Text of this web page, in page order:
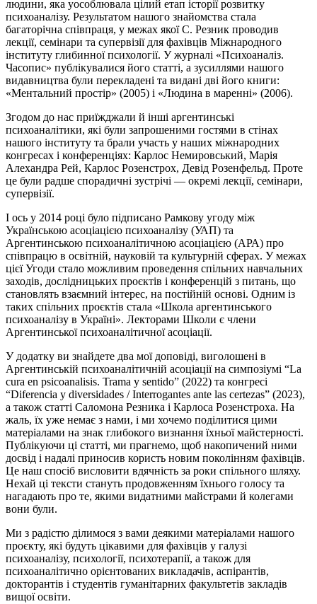
людини, яка уособлювала цілий етап історії розвитку
психоаналізу. Результатом нашого знайомства стала
багаторічна співпраця, у межах якої С. Резник проводив
лекції, семінари та супервізії для фахівців Міжнародного
інституту глибинної психології. У журналі «Психоаналіз.
Часопис» публікувалися його статті, а зусиллями нашого
видавництва були перекладені та видані дві його книги:
«Ментальний простір» (2005) і «Людина в маренні» (2006).
Згодом до нас приїжджали й інші аргентинські
психоаналітики, які були запрошеними гостями в стінах
нашого інституту та брали участь у наших міжнародних
конгресах і конференціях: Карлос Немировський, Марія
Алехандра Рей, Карлос Розенстрох, Девід Розенфельд. Проте
це були радше спорадичні зустрічі — окремі лекції, семінари,
супервізії.
І ось у 2014 році було підписано Рамкову угоду між
Українською асоціацією психоаналізу (УАП) та
Аргентинською психоаналітичною асоціацією (АРА) про
співпрацю в освітній, науковій та культурній сферах. У межах
цієї Угоди стало можливим проведення спільних навчальних
заходів, дослідницьких проєктів і конференцій з питань, що
становлять взаємний інтерес, на постійній основі. Одним із
таких спільних проєктів стала «Школа аргентинського
психоаналізу в Україні». Лекторами Школи є члени
Аргентинської психоаналітичної асоціації.
У додатку ви знайдете два мої доповіді, виголошені в
Аргентинській психоаналітичній асоціації на симпозіумі “La
cura en psicoanalisis. Trama y sentido” (2022) та конгресі
“Diferencia y diversidades / Interrogantes ante las certezas” (2023),
а також статті Саломона Резника і Карлоса Розенстроха. На
жаль, їх уже немає з нами, і ми хочемо поділитися цими
матеріалами на знак глибокого визнання їхньої майстерності.
Публікуючи ці статті, ми прагнемо, щоб накопичений ними
досвід і надалі приносив користь новим поколінням фахівців.
Це наш спосіб висловити вдячність за роки спільного шляху.
Нехай ці тексти стануть продовженням їхнього голосу та
нагадають про те, якими видатними майстрами й колегами
вони були.
Ми з радістю ділимося з вами деякими матеріалами нашого
проєкту, які будуть цікавими для фахівців у галузі
психоаналізу, психології, психотерапії, а також для
психоаналітично орієнтованих викладачів, аспірантів,
докторантів і студентів гуманітарних факультетів закладів
вищої освіти.